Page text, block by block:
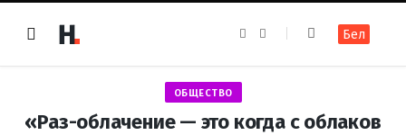
e
k
t
a
m
Бел
ОБЩЕСТВО
«Раз-облачение — это когда с облаков